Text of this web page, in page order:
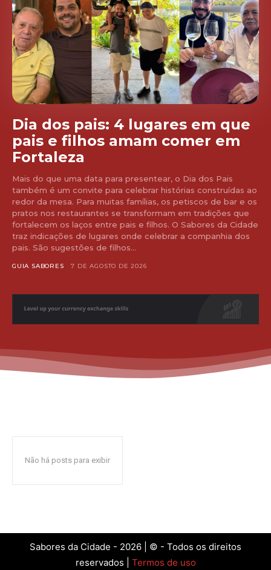
Dia dos pais: 4 lugares em que
pais e filhos amam comer em
Fortaleza
Mais do que uma data para presentear, o Dia dos Pais
também é um convite para celebrar histórias construídas ao
redor da mesa. Para muitas famílias, os petiscos de bar e os
pratos nos restaurantes se transformam em tradições que
fortalecem os laços entre pais e filhos. O Sabores da Cidade
traz indicações de lugares onde celebrar a companhia dos
pais. São sugestões de filhos...
GUIA SABORES 7 DE AGOSTO DE 2026
Não há posts para exibir
Sabores da Cidade - 2026 | © - Todos os direitos
reservados | Termos de uso